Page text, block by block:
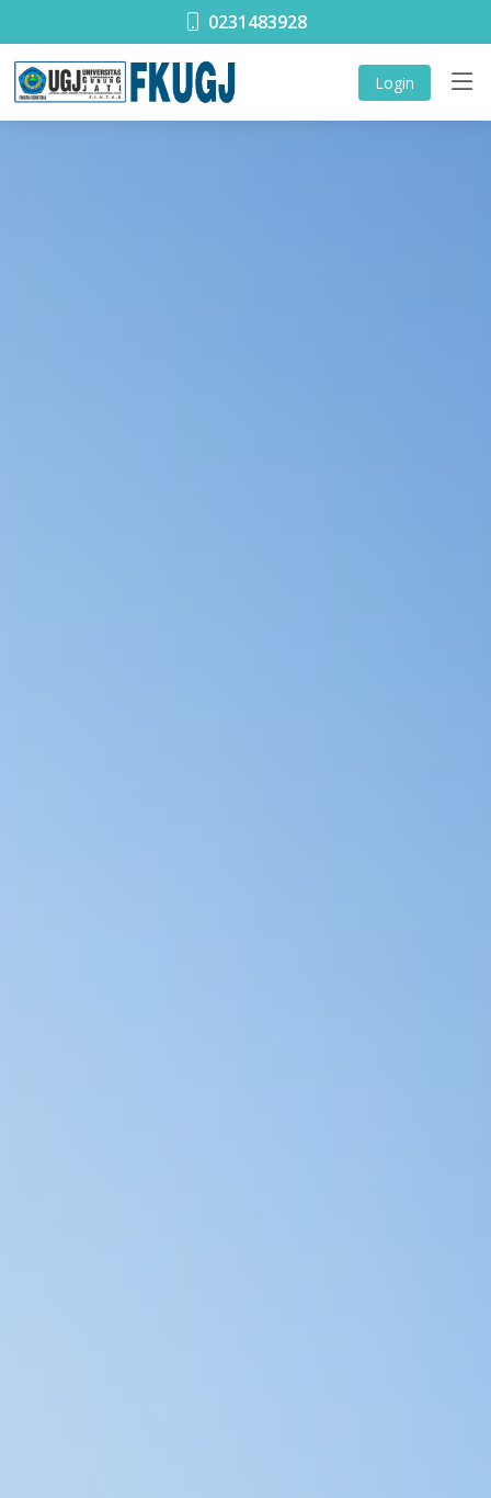
0231483928
Login